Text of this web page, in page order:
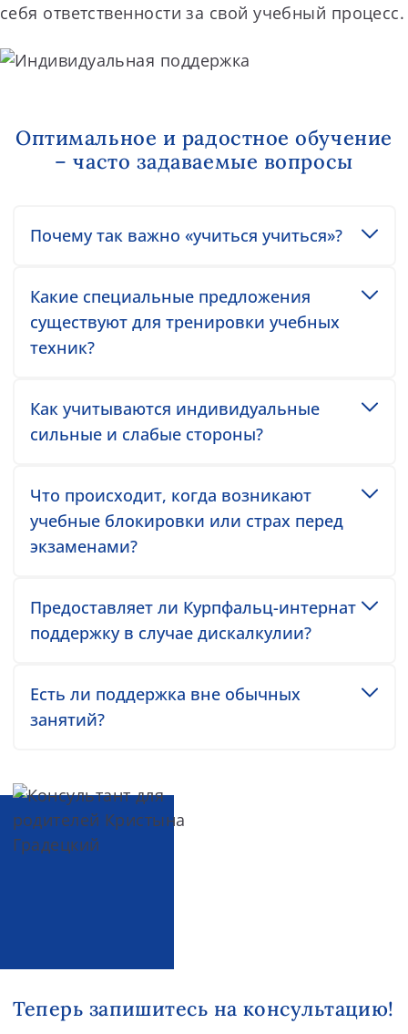
себя ответственности за свой учебный процесс.
Оптимальное и радостное обучение
– часто задаваемые вопросы
Теперь запишитесь на консультацию!
Почему так важно «учиться учиться»?
Toggle accordion item
Какие специальные предложения
существуют для тренировки учебных
техник?
Toggle accordion item
Как учитываются индивидуальные
сильные и слабые стороны?
Toggle accordion item
Что происходит, когда возникают
учебные блокировки или страх перед
экзаменами?
Toggle accordion item
Предоставляет ли Курпфальц-интернат
поддержку в случае дискалкулии?
Toggle accordion item
Есть ли поддержка вне обычных
занятий?
Toggle accordion item